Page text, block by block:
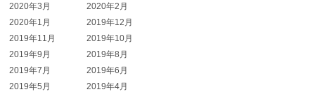
2020年3月
2020年2月
2020年1月
2019年12月
2019年11月
2019年10月
2019年9月
2019年8月
2019年7月
2019年6月
2019年5月
2019年4月